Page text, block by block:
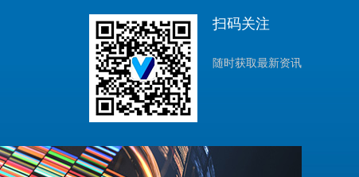
扫码关注
随时获取最新资讯